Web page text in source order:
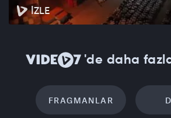
İZLE
'de daha
FRAGMANLAR